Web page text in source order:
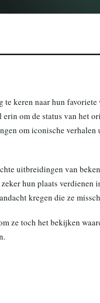
te keren naar hun
om de status van het
om iconische
uitbreidingen van
hun plaats verdienen
kregen die ze
ze toch het bekijken